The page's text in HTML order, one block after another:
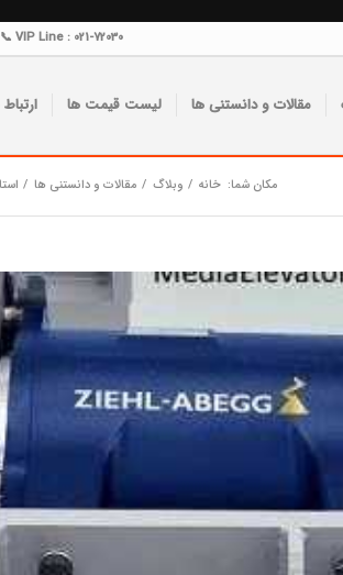
VIP Line : 021-72030 📞 |
مقالات و دانستنی ها لیست قیمت ها
مکان شما: خانه / وبلاگ / مقالات و دانستنی ها /